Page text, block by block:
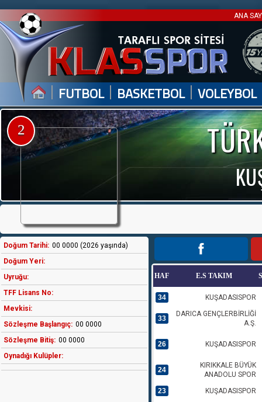
ANA
| FUTBOL | BASKETBOL | VOLEYBOL
2
Doğum Tarihi: 00 0000 (2026 yaşında)
Doğum Yeri:
Uyruğu:
TFF Lisans No:
Mevkisi:
Sözleşme Başlangıç: 00 0000
Sözleşme Bitiş: 00 0000
Oynadığı Kulüpler:
HAF E.S TAKIM
34 KUŞADASISPOR
33
DARICA GENÇLERBİRLİĞİ
A.Ş.
26 KUŞADASISPOR
24
KIRIKKALE BÜYÜK
ANADOLU SPOR
23
KUŞADASISPOR